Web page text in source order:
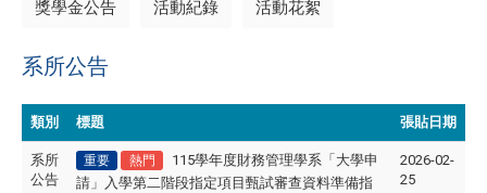
獎學金公告 活動紀錄 活動花絮
系所公告
類別 標題 張貼日期
系所
公告
重要 熱門
115學年度財務管理學系「大學申
請」入學第二階段指定項目甄試審查資料準備指
2026-02-
25